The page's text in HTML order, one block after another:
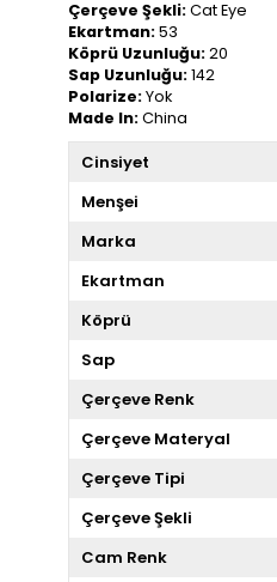
Çerçeve Şekli:Cat Eye
Ekartman:53
Köprü Uzunluğu:20
Sap Uzunluğu:142
Polarize:Yok
Made In:China
Cinsiyet
Menşei
Marka
Ekartman
Köprü
Sap
Çerçeve Renk
Çerçeve Materyal
Çerçeve Tipi
Çerçeve Şekli
Cam Renk